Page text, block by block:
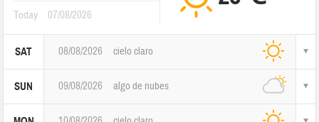
Today 07/08/2026
SAT 08/08/2026 cielo claro
SUN 09/08/2026 algo de nubes